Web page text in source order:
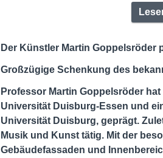
Der Künstler Martin Goppelsröder
Großzügige Schenkung des
Professor Martin Goppelsröder
Universität Duisburg-Essen und
Universität Duisburg, geprägt.
Musik und Kunst tätig. Mit der
Gebäudefassaden und